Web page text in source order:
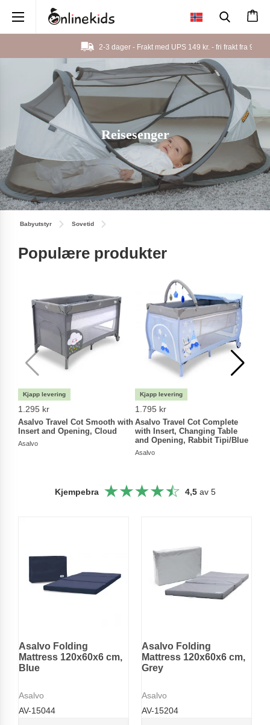
2-3 dager - Frakt med UPS 149 kr. - fri frakt fra999 kr.
Reisesenger
Babyutstyr Sovetid
Populære produkter
1.295 kr
Asalvo Travel Cot Smooth with
Insert and Opening, Cloud
Asalvo
1.795 kr
Asalvo Travel Cot Complete
with Insert, Changing Table
and Opening, Rabbit Tipi/Blue
Asalvo
Kjempebra 4,5av 5
Asalvo Folding
Mattress 120x60x6 cm,
Blue
Asalvo
AV-15044
Asalvo Folding
Mattress 120x60x6 cm,
Grey
Asalvo
AV-15204